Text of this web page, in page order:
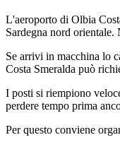
L'aeroporto di Olbia
Sardegna nord
Se arrivi in macchina lo
Costa Smeralda può
I posti si riempiono
perdere tempo prima
Per questo conviene